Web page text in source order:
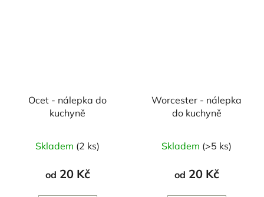
Ocet - nálepka do
kuchyně
Skladem (2 ks)
od 20 Kč
Worcester - nálepka
do kuchyně
Skladem (>5 ks)
od 20 Kč